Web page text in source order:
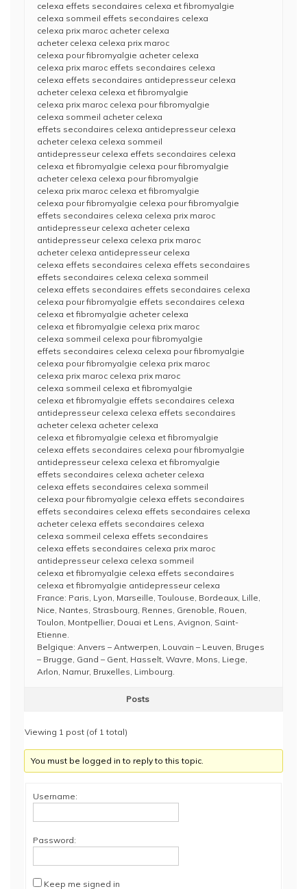
celexa effets secondaires celexa et fibromyalgie
celexa sommeil effets secondaires celexa
celexa prix maroc acheter celexa
acheter celexa celexa prix maroc
celexa pour fibromyalgie acheter celexa
celexa prix maroc effets secondaires celexa
celexa effets secondaires antidepresseur celexa
acheter celexa celexa et fibromyalgie
celexa prix maroc celexa pour fibromyalgie
celexa sommeil acheter celexa
effets secondaires celexa antidepresseur celexa
acheter celexa celexa sommeil
antidepresseur celexa effets secondaires celexa
celexa et fibromyalgie celexa pour fibromyalgie
acheter celexa celexa pour fibromyalgie
celexa prix maroc celexa et fibromyalgie
celexa pour fibromyalgie celexa pour fibromyalgie
effets secondaires celexa celexa prix maroc
antidepresseur celexa acheter celexa
antidepresseur celexa celexa prix maroc
acheter celexa antidepresseur celexa
celexa effets secondaires celexa effets secondaires
effets secondaires celexa celexa sommeil
celexa effets secondaires effets secondaires celexa
celexa pour fibromyalgie effets secondaires celexa
celexa et fibromyalgie acheter celexa
celexa et fibromyalgie celexa prix maroc
celexa sommeil celexa pour fibromyalgie
effets secondaires celexa celexa pour fibromyalgie
celexa pour fibromyalgie celexa prix maroc
celexa prix maroc celexa prix maroc
celexa sommeil celexa et fibromyalgie
celexa et fibromyalgie effets secondaires celexa
antidepresseur celexa celexa effets secondaires
acheter celexa acheter celexa
celexa et fibromyalgie celexa et fibromyalgie
celexa effets secondaires celexa pour fibromyalgie
antidepresseur celexa celexa et fibromyalgie
effets secondaires celexa acheter celexa
celexa effets secondaires celexa sommeil
celexa pour fibromyalgie celexa effets secondaires
effets secondaires celexa effets secondaires celexa
acheter celexa effets secondaires celexa
celexa sommeil celexa effets secondaires
celexa effets secondaires celexa prix maroc
antidepresseur celexa celexa sommeil
celexa et fibromyalgie celexa effets secondaires
celexa et fibromyalgie antidepresseur celexa
France: Paris, Lyon, Marseille, Toulouse, Bordeaux, Lille,
Nice, Nantes, Strasbourg, Rennes, Grenoble, Rouen,
Toulon, Montpellier, Douai et Lens, Avignon, Saint-
Etienne.
Belgique: Anvers – Antwerpen, Louvain – Leuven, Bruges
– Brugge, Gand – Gent, Hasselt, Wavre, Mons, Liege,
Arlon, Namur, Bruxelles, Limbourg.
Posts
Viewing 1 post (of 1 total)
You must be logged in to reply to this topic.
Username:
Password:
Keep me signed in